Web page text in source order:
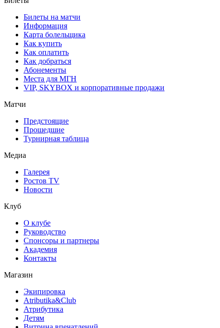
Билеты на матчи
Информация
Карта болельщика
Как купить
Как оплатить
Как добраться
Абонементы
Места для МГН
VIP, SKYBOX и корпоративные продажи
Матчи
Предстоящие
Прошедшие
Турнирная таблица
Медиа
Галерея
Ростов TV
Новости
Клуб
О клубе
Руководство
Спонсоры и партнеры
Академия
Контакты
Магазин
Экипировка
Atributika&Club
Атрибутика
Детям